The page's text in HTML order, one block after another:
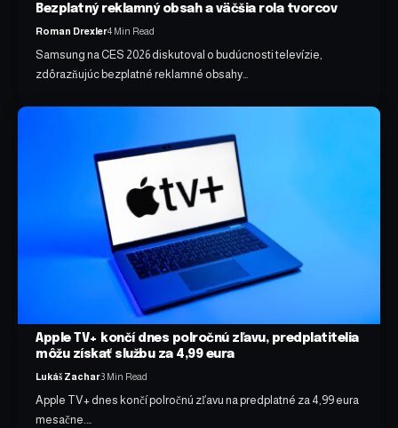
Bezplatný reklamný obsah a väčšia rola tvorcov
Roman Drexler4 Min Read
Samsung na CES 2026 diskutoval o budúcnosti televízie,
zdôrazňujúc bezplatné reklamné obsahy…
Apple TV+ končí dnes polročnú zľavu, predplatitelia
môžu získať službu za 4,99 eura
Lukáš Zachar3 Min Read
Apple TV+ dnes končí polročnú zľavu na predplatné za 4,99 eura
mesačne.…